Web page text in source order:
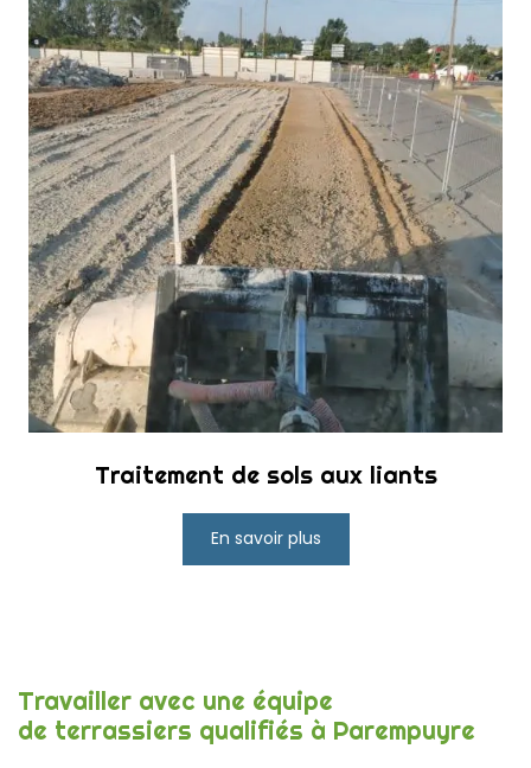
Traitement de sols aux liants
En savoir plus
Travailler avec une équipe
de terrassiers qualifiés à Parempuyre